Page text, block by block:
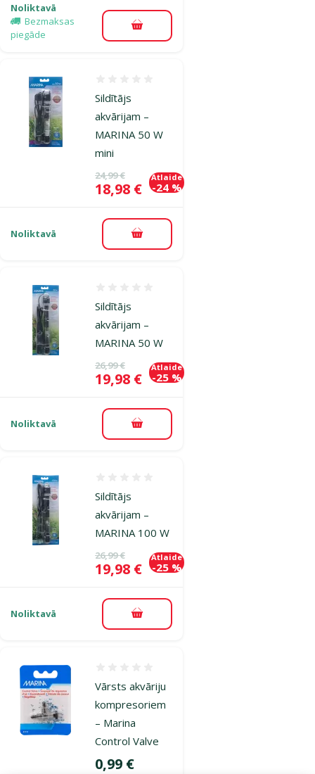
Noliktavā
Bezmaksas
piegāde
Pievienot grozam
Sildītājs
akvārijam –
MARINA 50 W
mini
Oriģinālā cena
24,99 €
Cena
18,98 €
Atlaide
-24 %
Noliktavā Pievienot grozam
Sildītājs
akvārijam –
MARINA 50 W
Oriģinālā cena
26,99 €
Cena
19,98 €
Atlaide
-25 %
Noliktavā Pievienot grozam
Sildītājs
akvārijam –
MARINA 100 W
Oriģinālā cena
26,99 €
Cena
19,98 €
Atlaide
-25 %
Noliktavā Pievienot grozam
Vārsts akvāriju
kompresoriem
– Marina
Control Valve
Cena
0,99 €